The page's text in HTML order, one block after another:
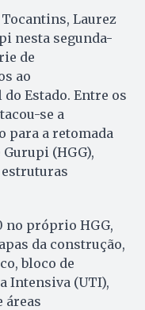
Laurez
nesta segunda-
de
ao
Estado. Entre os
se a
para a retomada
(HGG),
no próprio HGG,
da construção,
bloco de
Intensiva (UTI),
áreas